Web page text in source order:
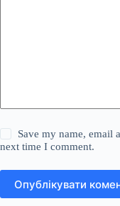
Save my name, email
next time I comment.
Опублікувати